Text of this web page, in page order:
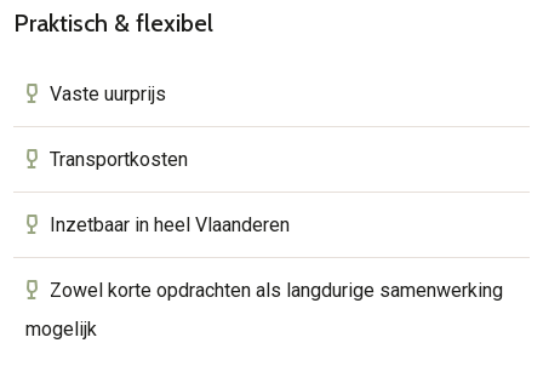
Praktisch & flexibel
Vaste uurprijs
Transportkosten
Inzetbaar in heel Vlaanderen
Zowel korte opdrachten als langdurige samenwerking
mogelijk